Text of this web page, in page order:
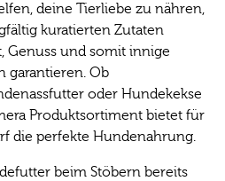
deine Tierliebe zu nähren,
kuratierten Zutaten
Genuss und somit innige
garantieren. Ob
oder Hundekekse
Produktsortiment bietet für
die perfekte Hundenahrung.
beim Stöbern bereits